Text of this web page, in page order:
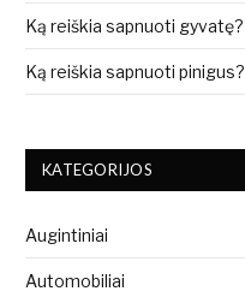
Ką reiškia sapnuoti gyvatę?
Ką reiškia sapnuoti pinigus?
KATEGORIJOS
Augintiniai
Automobiliai